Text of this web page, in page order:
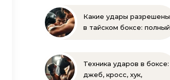
Какие удары разрешены
в тайском боксе: полный
Техника ударов в боксе:
джеб, кросс, хук,